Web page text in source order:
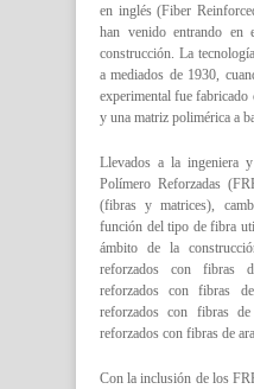
en inglés (Fiber
han venido entrando
construcción. La
a mediados de 1930,
experimental fue
y una matriz polimérica a
Llevados a la ingeniera
Polímero Reforzadas
(fibras y matrices),
función del tipo de fibra
ámbito de la
reforzados con fibras
reforzados con fibras
reforzados con fibras
reforzados con fibras de
Con la inclusión de los